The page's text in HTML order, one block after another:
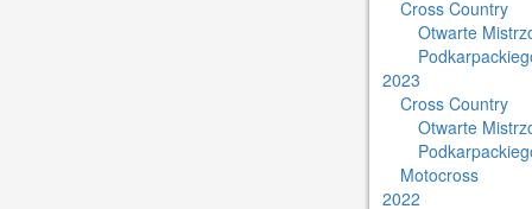
Cross Country
Otwarte
2023
Cross Country
Otwarte
Motocross
2022